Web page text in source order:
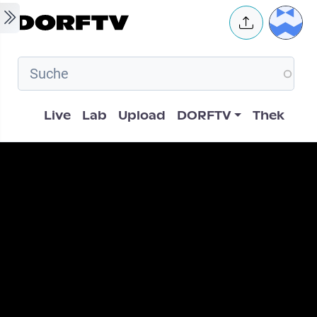
Skip to main content User
Hauptnavigation
Live Lab Upload DORFTV Thek